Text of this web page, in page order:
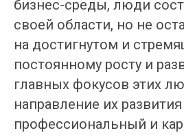
бизнес-среды, люди
своей области, но не
на достигнутом и
постоянному росту и
главных фокусов этих
направление их
профессиональный и